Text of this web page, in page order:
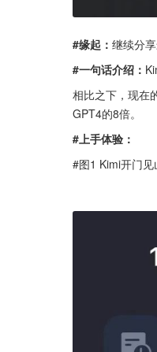
#缘起： 继续分
#一句话介绍：
相比之下，现在
GPT4的8倍。
#上手体验：
#图1 Kimi开门见